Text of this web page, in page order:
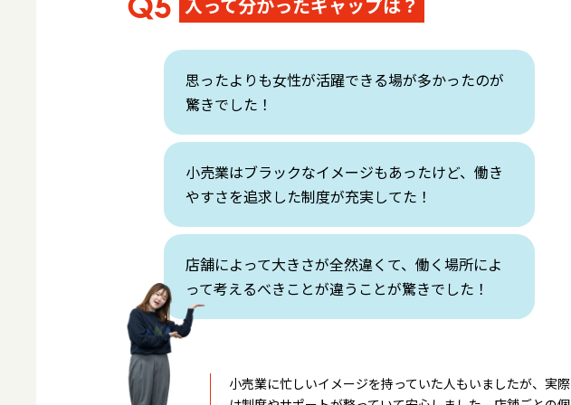
思ったよりも女性が活躍できる場が多かったのが
驚きでした！
小売業はブラックなイメージもあったけど、働き
やすさを追求した制度が充実してた！
店舗によって大きさが全然違くて、働く場所によ
って考えるべきことが違うことが驚きでした！
小売業に忙しいイメージを持っていた人もいましたが、実際